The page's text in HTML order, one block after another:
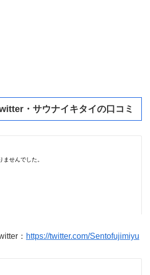
・サウナイキタイの口コミ
： https://twitter.com/Sentofujimiyu